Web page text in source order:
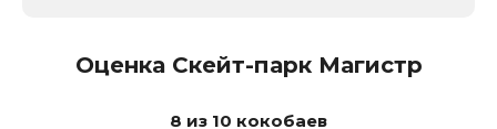
Оценка Скейт-парк Магистр
8 из 10 кокобаев